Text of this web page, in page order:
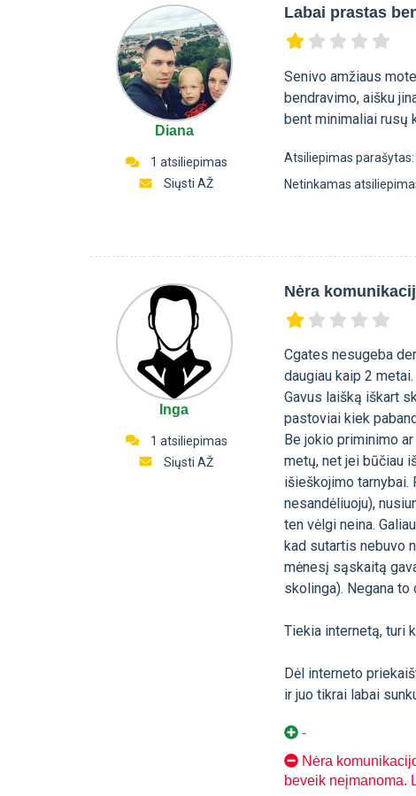
Diana
1 atsiliepimas
Siųsti AŽ
Labai prastas
Senivo amžiaus
bendravimo, aišku
bent minimaliai rusų
Atsiliepimas
Netinkamas
Inga
1 atsiliepimas
Siųsti AŽ
Nėra
Cgates nesugeba
daugiau kaip 2
Gavus laišką iškart
pastoviai kiek
Be jokio priminimo
metų, net jei būčiau
išieškojimo tarnybai.
nesandėliuoju),
ten vėlgi neina.
kad sutartis nebuvo
mėnesį sąskaitą
skolinga). Negana
Tiekia internetą, turi
Dėl interneto
ir juo tikrai labai
-
Nėra
beveik neįmanoma.